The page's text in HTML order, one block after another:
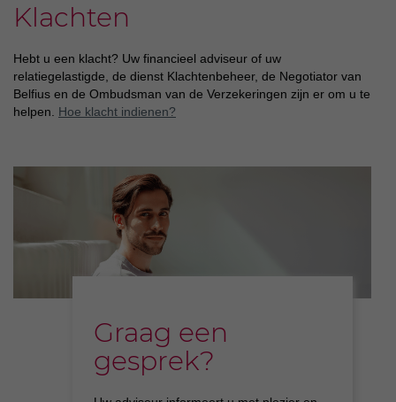
Klachten
Hebt u een klacht? Uw financieel adviseur of uw
relatiegelastigde, de dienst Klachtenbeheer, de Negotiator van
Belfius en de Ombudsman van de Verzekeringen zijn er om u te
helpen. Hoe klacht indienen?
Graag een
gesprek?